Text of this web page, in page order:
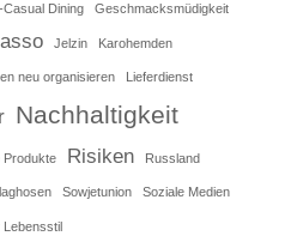
Casual Dining Geschmacksmüdigkeit
Jelzin Karohemden
neu organisieren Lieferdienst
Nachhaltigkeit
Produkte Risiken Russland
Sowjetunion Soziale Medien